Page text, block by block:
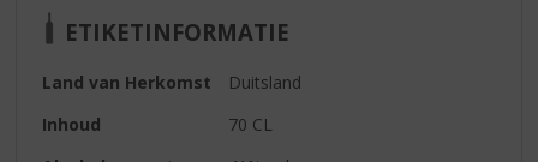
ETIKETINFORMATIE
Land van Herkomst
Duitsland
Inhoud
70 CL